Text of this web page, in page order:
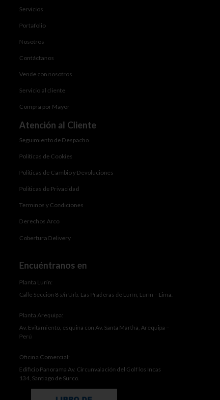
Servicios
Portafolio
Nosotros
Contáctanos
Vende con nosotros
Servicio al cliente
Compra por Mayor
Atención al Cliente
Seguimiento de Despacho
Politicas de Cookies
Politicas de Cambio y Devoluciones
Politicas de Privacidad
Terminos y Condiciones
Derechos Arco
Cobertura Delivery
Encuéntranos en
Planta Lurín:
Calle Sección 8 s/n Urb. Las Praderas de Lurín, Lurín – Lima.
Planta Arequipa:
Av. Evitamiento, esquina con Av. Santa Martha, Arequipa –
Perú
Oficina Comercial:
Edificio Panorama Av. Circunvalación del Golf los Incas
134, Santiago de Surco.